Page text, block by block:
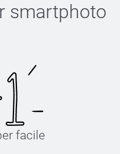
smartphoto
facile